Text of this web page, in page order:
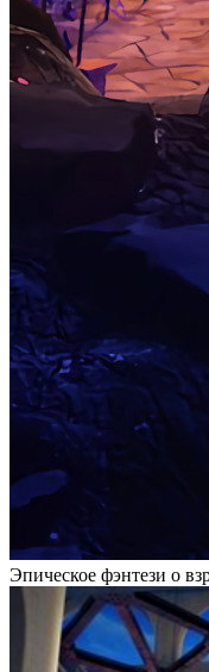
Эпическое фэнтези о